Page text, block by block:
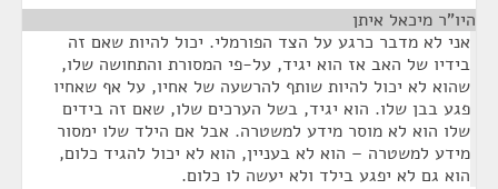
היו"ר מיכאל איתן
אני לא מדבר כרגע על הצד הפורמלי. יכול להיות שאם זה
בידיו של האב אז הוא יגיד, על-פי המסורת והתחושה שלו,
שהוא לא יכול להיות שותף להרשעה של אחיו, על אף שאחיו
פגע בבן שלו. הוא יגיד, בשל הערכים שלו, שאם זה בידים
שלו הוא לא מוסר מידע למשטרה. אבל אם הילד שלו ימסור
מידע למשטרה – הוא לא בעניין, הוא לא יכול להגיד כלום,
הוא גם לא יפגע בילד ולא יעשה לו כלום.